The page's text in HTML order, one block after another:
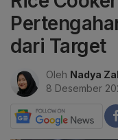
dari Target
Oleh Nadya
8 Desember